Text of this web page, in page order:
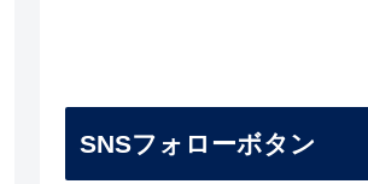
SNSフォローボタン